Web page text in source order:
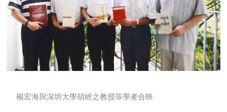
楊宏海與深圳大學胡經之教授等學者合映